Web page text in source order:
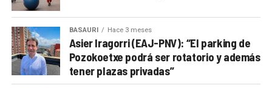
ENERITZ AMEZKETA RODRIGUEZ (Bilbao, Bizkaia)
NURIA RABAZ MUÑOZ (Basauri, Bizkaia)
ARIANE URIARTE (Basauri, Bizkaia)
BASAURI Hace 3 meses
Asier Iragorri (EAJ-PNV): “El parking de
Pozokoetxe podrá ser rotatorio y además
tener plazas privadas”